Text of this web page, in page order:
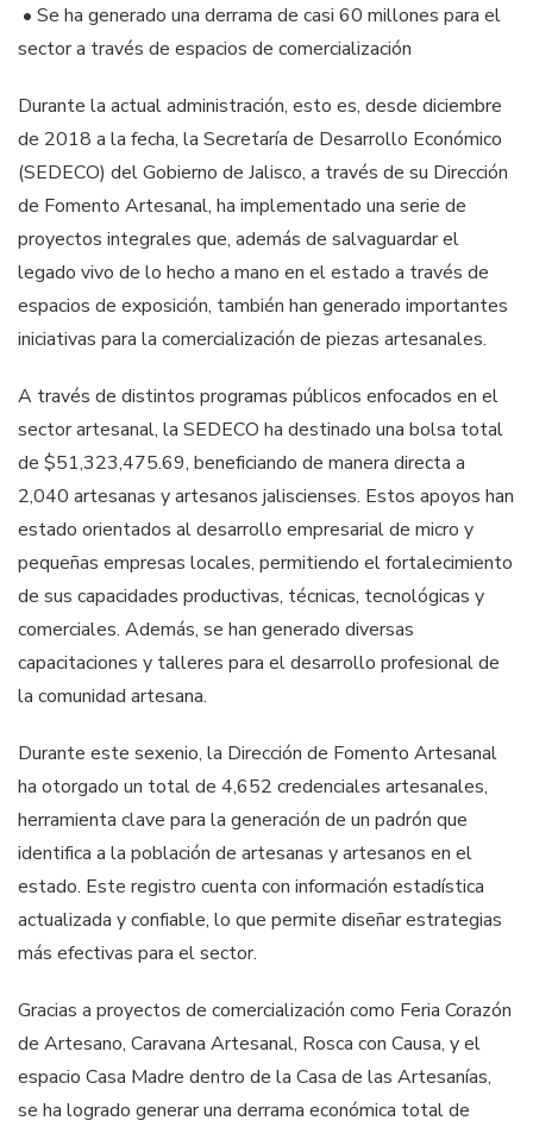
• Se ha generado una derrama de casi 60 millones para el
sector a través de espacios de comercialización
Durante la actual administración, esto es, desde diciembre
de 2018 a la fecha, la Secretaría de Desarrollo Económico
(SEDECO) del Gobierno de Jalisco, a través de su Dirección
de Fomento Artesanal, ha implementado una serie de
proyectos integrales que, además de salvaguardar el
legado vivo de lo hecho a mano en el estado a través de
espacios de exposición, también han generado importantes
iniciativas para la comercialización de piezas artesanales.
A través de distintos programas públicos enfocados en el
sector artesanal, la SEDECO ha destinado una bolsa total
de $51,323,475.69, beneficiando de manera directa a
2,040 artesanas y artesanos jaliscienses. Estos apoyos han
estado orientados al desarrollo empresarial de micro y
pequeñas empresas locales, permitiendo el fortalecimiento
de sus capacidades productivas, técnicas, tecnológicas y
comerciales. Además, se han generado diversas
capacitaciones y talleres para el desarrollo profesional de
la comunidad artesana.
Durante este sexenio, la Dirección de Fomento Artesanal
ha otorgado un total de 4,652 credenciales artesanales,
herramienta clave para la generación de un padrón que
identifica a la población de artesanas y artesanos en el
estado. Este registro cuenta con información estadística
actualizada y confiable, lo que permite diseñar estrategias
más efectivas para el sector.
Gracias a proyectos de comercialización como Feria Corazón
de Artesano, Caravana Artesanal, Rosca con Causa, y el
espacio Casa Madre dentro de la Casa de las Artesanías,
se ha logrado generar una derrama económica total de